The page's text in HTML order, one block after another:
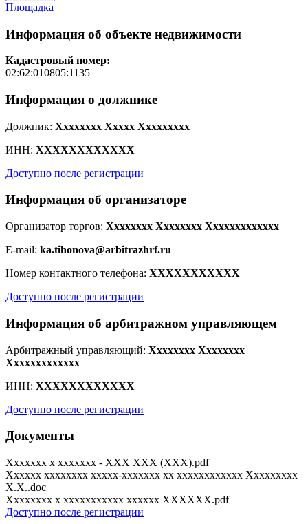
Площадка
Информация об объекте недвижимости
Кадастровый номер:
02:62:010805:1135
Информация о должнике
Должник: Xxxxxxxx Xxxxx Xxxxxxxxx
ИНН: XXXXXXXXXXXX
Доступно после регистрации
Информация об организаторе
Организатор торгов: Xxxxxxxx Xxxxxxxx Xxxxxxxxxxxxx
E-mail: ka.tihonova@arbitrazhrf.ru
Номер контактного телефона: XXXXXXXXXXX
Доступно после регистрации
Информация об арбитражном управляющем
Арбитражный управляющий: Xxxxxxxx Xxxxxxxx
Xxxxxxxxxxxxx
ИНН: XXXXXXXXXXXX
Доступно после регистрации
Документы
Xxxxxxx x xxxxxxx - XXX XXX (XXX).pdf
Xxxxxx xxxxxxxx xxxxx-xxxxxxx xx xxxxxxxxxxxx Xxxxxxxxx
X.X..doc
Xxxxxxxx x xxxxxxxxxxx xxxxxx XXXXXX.pdf
Доступно после регистрации